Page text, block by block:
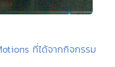
ที่ได้จากกิจกรรม